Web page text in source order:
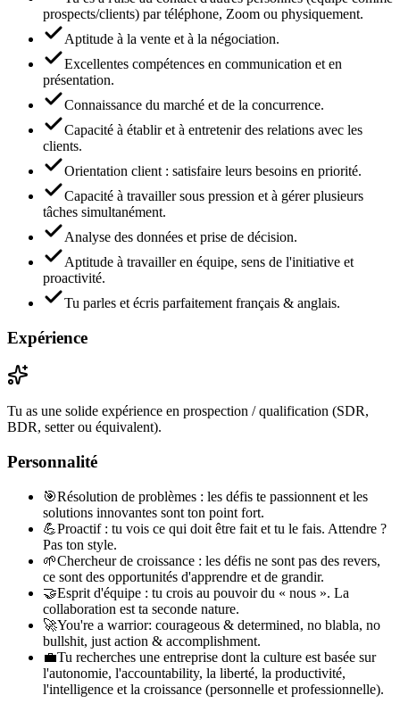
prospects/clients) par téléphone, Zoom ou physiquement.
Aptitude à la vente et à la négociation.
Excellentes compétences en communication et en
présentation.
Connaissance du marché et de la concurrence.
Capacité à établir et à entretenir des relations avec les
clients.
Orientation client : satisfaire leurs besoins en priorité.
Capacité à travailler sous pression et à gérer plusieurs
tâches simultanément.
Analyse des données et prise de décision.
Aptitude à travailler en équipe, sens de l'initiative et
proactivité.
Tu parles et écris parfaitement français & anglais.
Expérience
Tu as une solide expérience en prospection / qualification (SDR,
BDR, setter ou équivalent).
Personnalité
🎯Résolution de problèmes : les défis te passionnent et les
solutions innovantes sont ton point fort.
💪Proactif : tu vois ce qui doit être fait et tu le fais. Attendre ?
Pas ton style.
🌱Chercheur de croissance : les défis ne sont pas des revers,
ce sont des opportunités d'apprendre et de grandir.
🤝Esprit d'équipe : tu crois au pouvoir du « nous ». La
collaboration est ta seconde nature.
🚀You're a warrior: courageous & determined, no blabla, no
bullshit, just action & accomplishment.
💼Tu recherches une entreprise dont la culture est basée sur
l'autonomie, l'accountability, la liberté, la productivité,
l'intelligence et la croissance (personnelle et professionnelle).